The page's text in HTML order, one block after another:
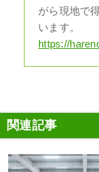
がら現地で
います。
https://
関連記事